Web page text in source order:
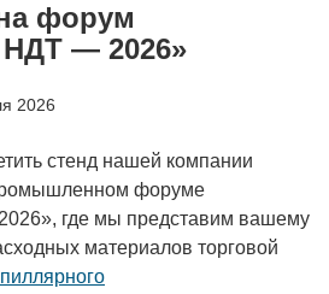
форум
НДТ — 2026»
2026
стенд нашей компании
форуме
где мы представим вашему
материалов торговой